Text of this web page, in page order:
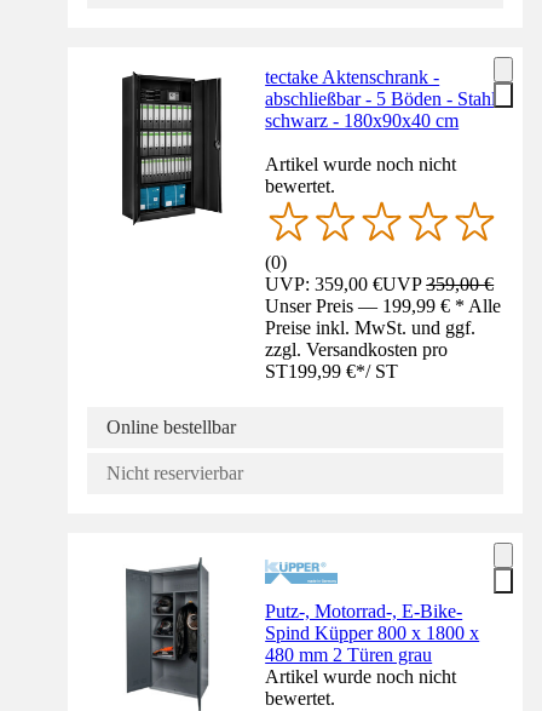
tectake Aktenschrank -
abschließbar - 5 Böden - Stahl
schwarz - 180x90x40 cm
Artikel wurde noch nicht
bewertet.
(0)
UVP: 359,00 €UVP359,00 €
Unser Preis — 199,99 € * Alle
Preise inkl. MwSt. und ggf.
zzgl. Versandkosten pro
ST199,99 €*/ ST
Online bestellbar
Nicht reservierbar
Putz-, Motorrad-, E-Bike-
Spind Küpper 800 x 1800 x
480 mm 2 Türen grau
Artikel wurde noch nicht
bewertet.